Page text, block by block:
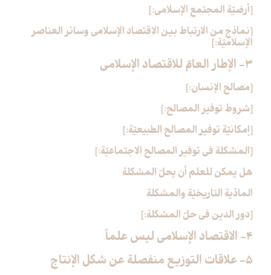
[أرضيّة المجتمع الإسلامي:]
[نماذج من الارتباط بين الاقتصاد الإسلامي وسائر العناصر
الإسلاميّة:]
3- الإطار العامّ للاقتصاد الإسلامي‏
[مصالح الإنسان:]
[شروط توفير المصالح:]
[إمكانيّة توفير المصالح الطبيعيّة:]
[المشكلة في توفير المصالح الاجتماعيّة:]
هل يمكن للعلم أن يحلّ المشكلة
المادّية التاريخيّة والمشكلة
[دور الدين في حلّ المشكلة:]
4- الاقتصاد الإسلامي ليس علماً
5- علاقات التوزيع منفصلة عن شكل الإنتاج‏